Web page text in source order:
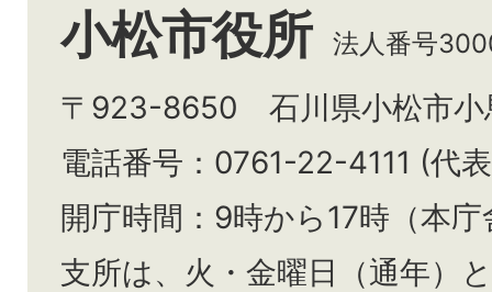
小松市役所 法人番号
〒923-8650 石川県小松市小
電話番号：0761-22-4111 (代
開庁時間：9時から17時（本
支所は、火・金曜日（通年）と